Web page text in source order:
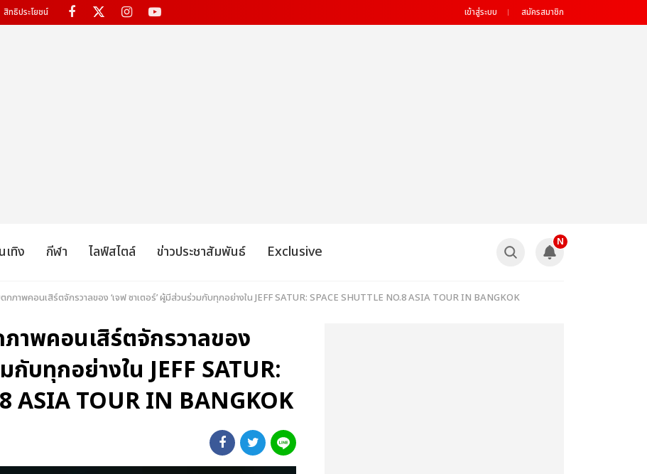
สิทธิประโยชน์ เข้าสู่ระบบ สมัครสมาชิก
เทิง กีฬา ไลฟ์สไตล์ ข่าวประชาสัมพันธ์ Exclusive
N
กภาพคอนเสิร์ตจักรวาลของ ‘เจฟ ซาเตอร์’ ผู้มีส่วนร่วมกับทุกอย่างใน JEFF SATUR: SPACE SHUTTLE NO.8 ASIA TOUR IN BANGKOK
าพคอนเสิร์ตจักรวาลของ
กับทุกอย่างใน JEFF SATUR:
ASIA TOUR IN BANGKOK